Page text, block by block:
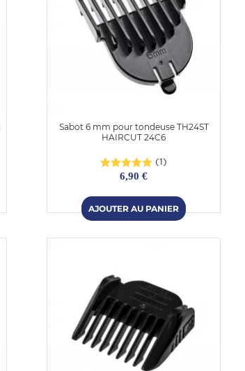
Sabot 6 mm pour tondeuse TH24ST
HAIRCUT 24C6
(1)
6,90 €